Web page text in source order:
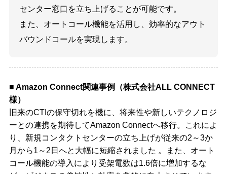
センター窓口を立ち上げることが可能です。
また、オートコール機能を活用し、効率的なアウト
バウンドコールを実現します。
■ Amazon Connect関連事例（株式会社ALL CONNECT
様）
旧来のCTIの保守切れを機に、将来性や新しいテクノロジ
ーとの連携を期待してAmazon Connectへ移行。これによ
り、新規コンタクトセンターの立ち上げが従来の2～3か
月から1～2日へと大幅に短縮されました 。また、オート
コール機能の導入により受架電数は1.6倍に増加するな